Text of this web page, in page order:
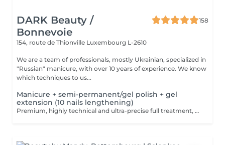
DARK Beauty /
Bonnevoie
158
154, route de Thionville Luxembourg L-2610
We are a team of professionals, mostly Ukrainian, specialized in
"Russian" manicure, with over 10 years of experience. We know
which techniques to us...
Manicure + semi-permanent/gel polish + gel
extension (10 nails lengthening)
Premium, highly technical and ultra-precise full treatment, performed mainly with an e-file to achieve a perfectly clean nail contour and apply the polish as close as possible, even slightly under the cuticle. This technique helps visually delay the regrowth by around 10 days. Visual result: -Extremely well-groomed nails, clean contours, flawless shape -Instagram / photo studio effect: neat, precise, with no visible dry skin During this service, we will also increase the length of your nails using a specialized gel material, ensuring a naturally beautiful result. This 'EXTENSION' has to be done just once, after which subsequent appointments will be designated as 'Manicure + semi-permanent/gel polish + gel reinforcement (long or fragile nails)'. We also include a gel reinforcement, as a perfect solution for flawless and long-lasting nails: -The average durability is 4 weeks!! Service content: -Removal of old semi-permanent and/or gel polish (if needed, already include in this price/service) -Very meticulous preparation of the nail plate -Removal of dead skin -Shape and file nails -Gentle cuticle care -Correction of the nail shape -Gel reinforcement -Gel nail extension -Application of semi-permanent nail polish -Application of cuticle oil and hand cream Optional : -EXTENSION longest than 4th size -> +20€ (if so please book "WITH complex design") -Price per nail for nail art on up to 5 nails (if so please book "WITH simple design") +3€/nail -Price for simple design (French, Chrome, Baby Boomer, Cat Eyes, Stickers, Foil) 6-10 nails -> +20€ -Price for complex design (3D, Hand drawings, Stamping, French with Chrome, Baby Boomer with Chrome, French with Cat Eyes) 6-10 nails -> +30€